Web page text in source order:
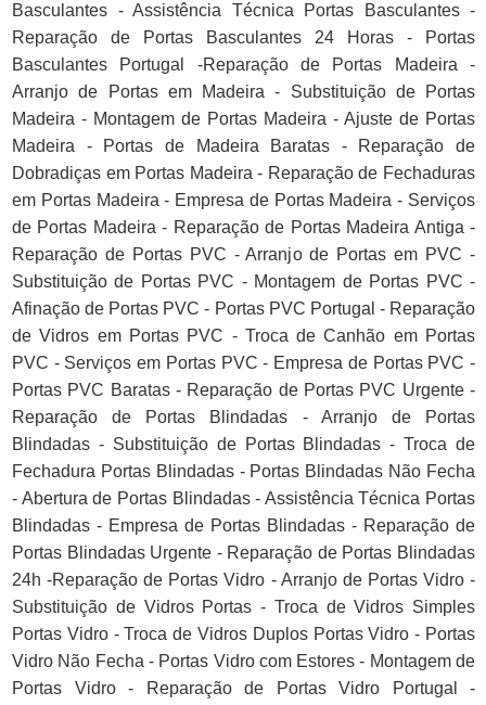
Basculantes - Assistência Técnica Portas Basculantes -
Reparação de Portas Basculantes 24 Horas - Portas
Basculantes Portugal -Reparação de Portas Madeira -
Arranjo de Portas em Madeira - Substituição de Portas
Madeira - Montagem de Portas Madeira - Ajuste de Portas
Madeira - Portas de Madeira Baratas - Reparação de
Dobradiças em Portas Madeira - Reparação de Fechaduras
em Portas Madeira - Empresa de Portas Madeira - Serviços
de Portas Madeira - Reparação de Portas Madeira Antiga -
Reparação de Portas PVC - Arranjo de Portas em PVC -
Substituição de Portas PVC - Montagem de Portas PVC -
Afinação de Portas PVC - Portas PVC Portugal - Reparação
de Vidros em Portas PVC - Troca de Canhão em Portas
PVC - Serviços em Portas PVC - Empresa de Portas PVC -
Portas PVC Baratas - Reparação de Portas PVC Urgente -
Reparação de Portas Blindadas - Arranjo de Portas
Blindadas - Substituição de Portas Blindadas - Troca de
Fechadura Portas Blindadas - Portas Blindadas Não Fecha
- Abertura de Portas Blindadas - Assistência Técnica Portas
Blindadas - Empresa de Portas Blindadas - Reparação de
Portas Blindadas Urgente - Reparação de Portas Blindadas
24h -Reparação de Portas Vidro - Arranjo de Portas Vidro -
Substituição de Vidros Portas - Troca de Vidros Simples
Portas Vidro - Troca de Vidros Duplos Portas Vidro - Portas
Vidro Não Fecha - Portas Vidro com Estores - Montagem de
Portas Vidro - Reparação de Portas Vidro Portugal -